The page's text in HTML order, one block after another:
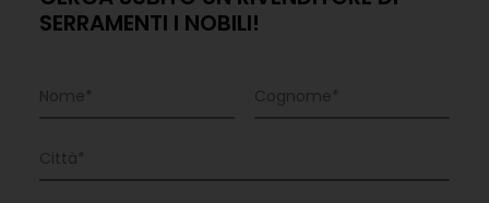
SERRAMENTI I NOBILI!